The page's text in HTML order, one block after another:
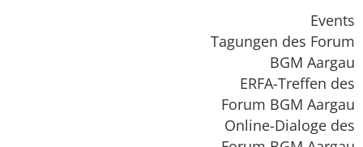
Events
Tagungen des Forum
BGM Aargau
ERFA-Treffen des
Forum BGM Aargau
Online-Dialoge des